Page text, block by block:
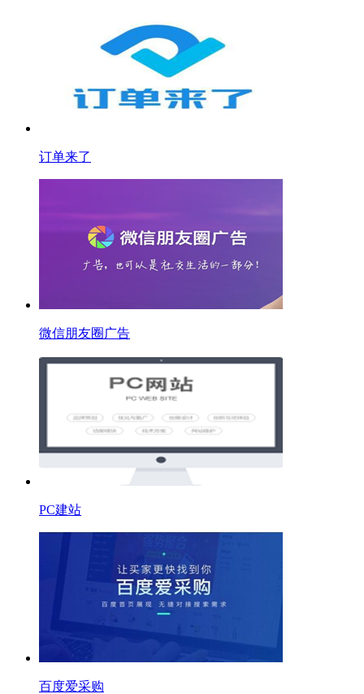
订单来了
微信朋友圈广告
PC建站
百度爱采购